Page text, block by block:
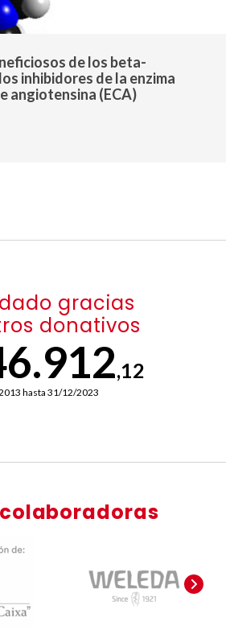
de los beta-
inhibidores de la enzima
angiotensina (ECA)
gracias
donativos
,12
hasta 31/12/2023